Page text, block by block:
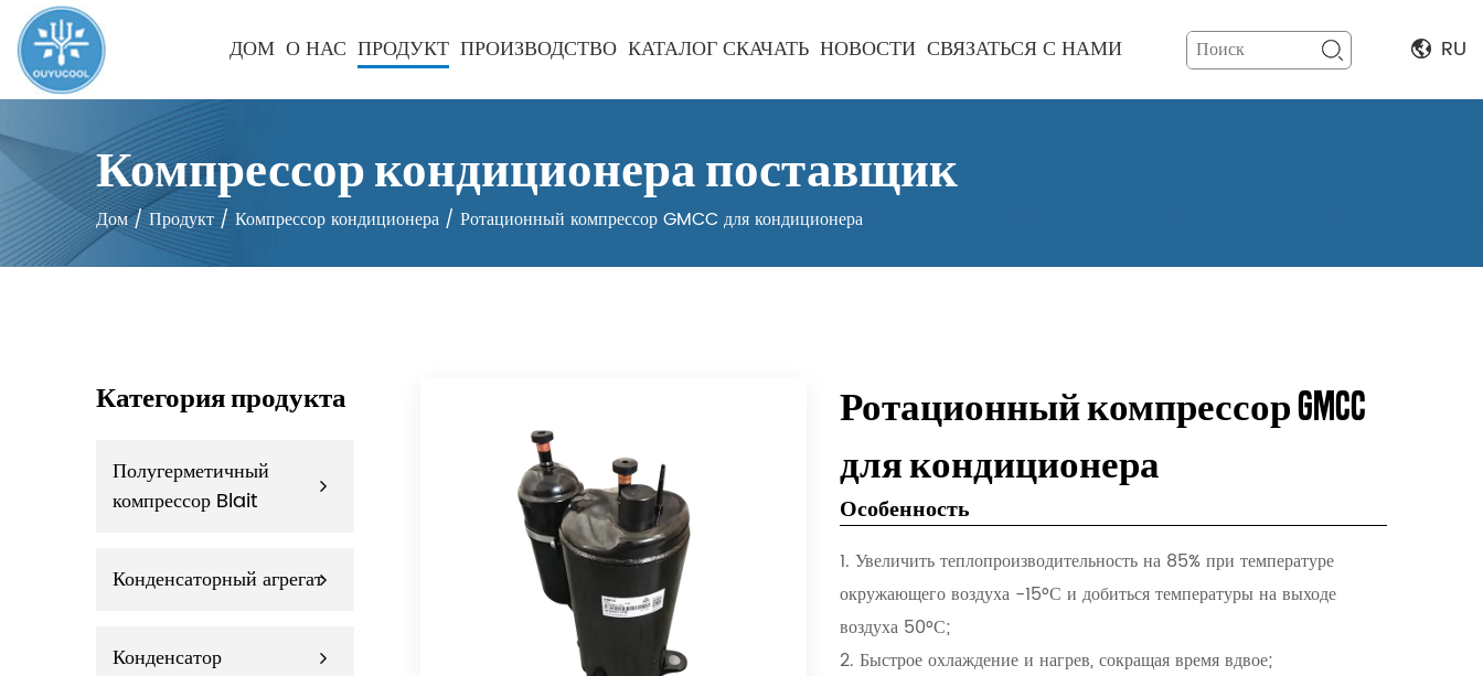
ДОМ О НАС ПРОДУКТ ПРОИЗВОДСТВО КАТАЛОГ СКАЧАТЬ НОВОСТИ СВЯЗАТЬСЯ С НАМИ RU
Компрессор кондиционера поставщик
Дом/Продукт / Компрессор кондиционера / Ротационный компрессор GMCC для кондиционера
Категория продукта
Полугерметичный
компрессор Blait
Конденсаторный агрегат
Конденсатор
Ротационный компрессор GMCC
для кондиционера
Особенность
1. Увеличить теплопроизводительность на 85% при температуре
окружающего воздуха -15°С и добиться температуры на выходе
воздуха 50°С;
2. Быстрое охлаждение и нагрев, сокращая время вдвое;